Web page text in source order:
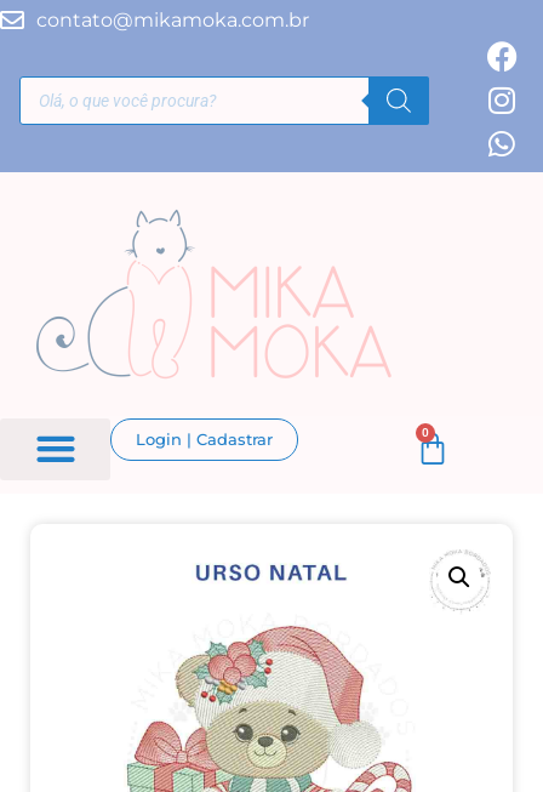
contato@mikamoka.com.br
Login | Cadastrar 0